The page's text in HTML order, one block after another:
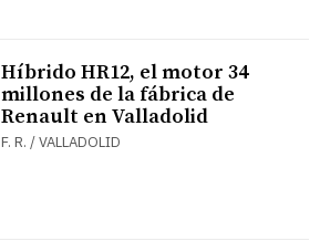
Híbrido HR12, el motor 34
millones de la fábrica de
Renault en Valladolid
F. R. / VALLADOLID